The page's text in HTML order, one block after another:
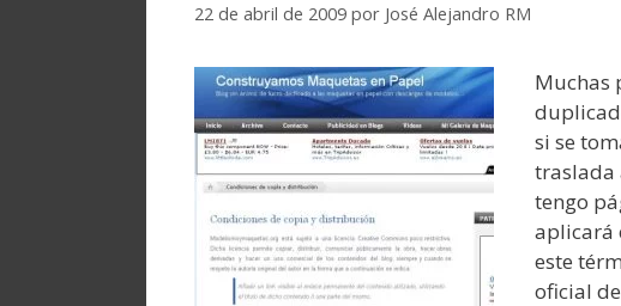
22 de abril de 2009 por José Alejandro RM
Muchas
si se
traslada
tengo
aplicará
este
oficial